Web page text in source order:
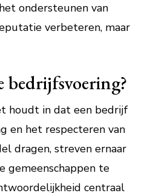
ondersteunen van
verbeteren, maar
houdt in dat een bedrijf
en het respecteren van
dragen, streven ernaar
gemeenschappen te
centraal